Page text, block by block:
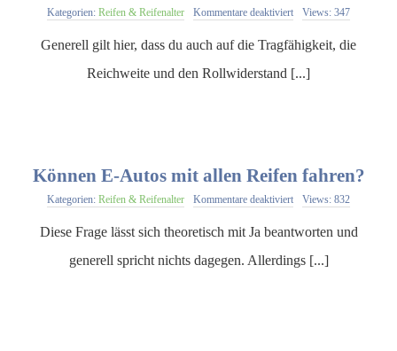
Kategorien: Reifen & Reifenalter Kommentare deaktiviertfür
muss
man
den
Views: 347
Generell gilt hier, dass du auch auf die Tragfähigkeit, die
Reichweite und den Rollwiderstand [...]
Können E-Autos mit allen Reifen fahren?
Kategorien: Reifen & Reifenalter Kommentare deaktiviertfür
E-
Autos
allen
Views: 832
Diese Frage lässt sich theoretisch mit Ja beantworten und
generell spricht nichts dagegen. Allerdings [...]